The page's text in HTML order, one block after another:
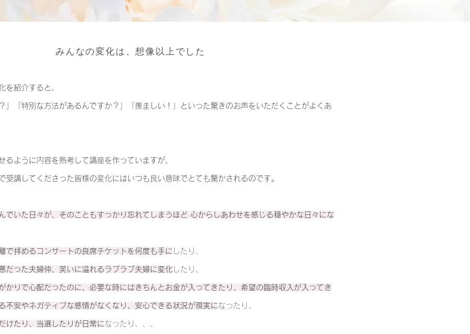
みんなの変化は、想像以上でした
を紹介すると、
」「特別な方法があるんですか？」「羨ましい！」といった驚きのお声をいただくことがよくあ
るように内容を熟考して講座を作っていますが、
受講してくださった皆様の変化にはいつも良い意味でとても驚かされるのです。
でいた日々が、 そのこともすっかり忘れてしまうほど 心からしあわせを感じる穏やかな日々にな
で拝めるコンサートの良席チケットを何度も手に したり、
だった夫婦仲、笑いに溢れるラブラブ夫婦に変化 したり、
かりで心配だったのに、必要な時にはきちんとお金が入ってきたり、希望の臨時収入が入ってき
不安やネガティブな感情がなくなり、安心できる状況が現実に なったり 、
けたり、当選したりが日常に なったり、、、